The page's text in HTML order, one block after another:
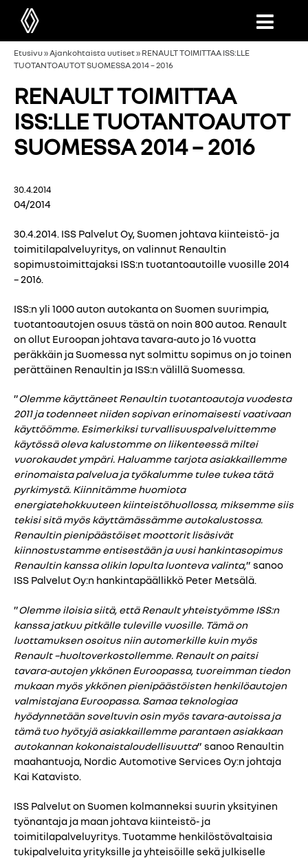
Etusivu»Ajankohtaista uutiset» RENAULT TOIMITTAA ISS:LLE
TUOTANTOAUTOT SUOMESSA 2014 – 2016
RENAULT TOIMITTAA
ISS:LLE TUOTANTOAUTOT
SUOMESSA 2014 – 2016
30.4.2014
04/2014
30.4.2014. ISS Palvelut Oy, Suomen johtava kiinteistö- ja
toimitilapalveluyritys, on valinnut Renaultin
sopimustoimittajaksi ISS:n tuotantoautoille vuosille 2014
– 2016.
ISS:n yli 1000 auton autokanta on Suomen suurimpia,
tuotantoautojen osuus tästä on noin 800 autoa. Renault
on ollut Euroopan johtava tavara-auto jo 16 vuotta
peräkkäin ja Suomessa nyt solmittu sopimus on jo toinen
perättäinen Renaultin ja ISS:n välillä Suomessa.
”Olemme käyttäneet Renaultin tuotantoautoja vuodesta
2011 ja todenneet niiden sopivan erinomaisesti vaativaan
käyttöömme. Esimerkiksi turvallisuuspalveluittemme
käytössä oleva kalustomme on liikenteessä miltei
vuorokaudet ympäri. Haluamme tarjota asiakkaillemme
erinomaista palvelua ja työkalumme tulee tukea tätä
pyrkimystä. Kiinnitämme huomiota
energiatehokkuuteen kiinteistöhuollossa, miksemme siis
tekisi sitä myös käyttämässämme autokalustossa.
Renaultin pienipäästöiset moottorit lisäsivät
kiinnostustamme entisestään ja uusi hankintasopimus
Renaultin kanssa olikin lopulta luonteva valinta,” sanoo
ISS Palvelut Oy:n hankintapäällikkö Peter Metsälä.
”Olemme iloisia siitä, että Renault yhteistyömme ISS:n
kanssa jatkuu pitkälle tuleville vuosille. Tämä on
luottamuksen osoitus niin automerkille kuin myös
Renault –huoltoverkostollemme. Renault on paitsi
tavara-autojen ykkönen Euroopassa, tuoreimman tiedon
mukaan myös ykkönen pienipäästöisten henkilöautojen
valmistajana Euroopassa. Samaa teknologiaa
hyödynnetään soveltuvin osin myös tavara-autoissa ja
tämä tuo hyötyjä asiakkaillemme parantaen asiakkaan
autokannan kokonaistaloudellisuutta” sanoo Renaultin
maahantuoja, Nordic Automotive Services Oy:n johtaja
Kai Katavisto.
ISS Palvelut on Suomen kolmanneksi suurin yksityinen
työnantaja ja maan johtava kiinteistö- ja
toimitilapalveluyritys. Tuotamme henkilöstövaltaisia
tukipalveluita yrityksille ja yhteisöille sekä julkiselle